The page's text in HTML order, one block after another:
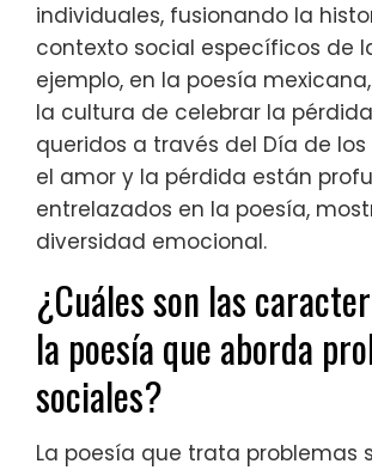
individuales, fusionando la
contexto social específicos de
ejemplo, en la poesía
la cultura de celebrar la
queridos a través del Día de los
el amor y la pérdida están
entrelazados en la poesía,
diversidad emocional.
¿Cuáles son las
la poesía que aborda
sociales?
La poesía que trata problemas